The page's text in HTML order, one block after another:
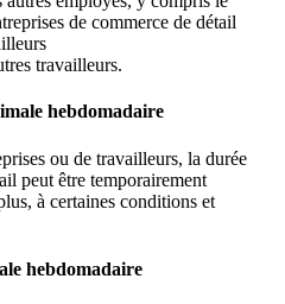
de commerce de détail
travailleurs.
hebdomadaire
ou de travailleurs, la durée
peut être temporairement
à certaines conditions et
hebdomadaire